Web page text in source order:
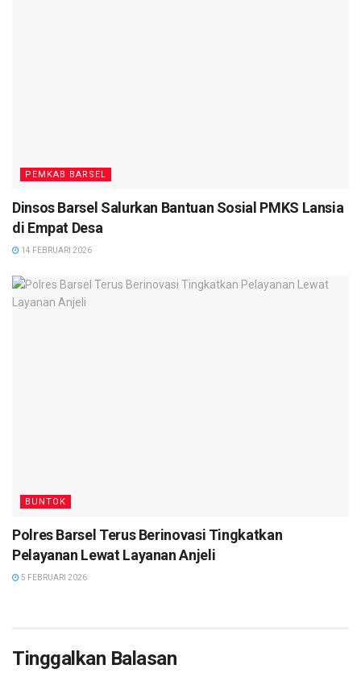
PEMKAB BARSEL
Dinsos Barsel Salurkan Bantuan Sosial PMKS Lansia
di Empat Desa
14 FEBRUARI 2026
BUNTOK
Polres Barsel Terus Berinovasi Tingkatkan
Pelayanan Lewat Layanan Anjeli
5 FEBRUARI 2026
Tinggalkan Balasan